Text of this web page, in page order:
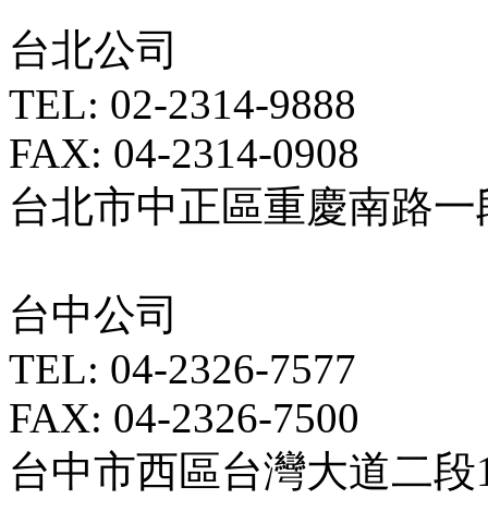
台北公司
TEL: 02-2314-9888
FAX: 04-2314-0908
台北市中正區重慶南路一
台中公司
TEL: 04-2326-7577
FAX: 04-2326-7500
台中市西區台灣大道二段